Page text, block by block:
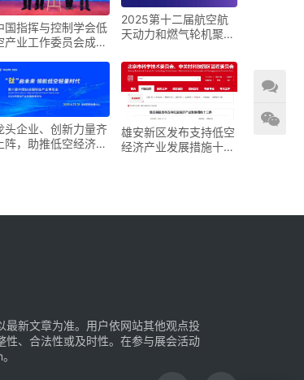
国指挥与控制学会低
产业工作委员会成立
2025第十二届航空航
天动力和燃气轮机聚焦
头企业、创新力量齐
阵，助推低空经济进
雄安新区发布支持低空
经济产业发展措施十二
新文章为准。用户依网站其他观点投
、合法性或及时性。在参与展会活动